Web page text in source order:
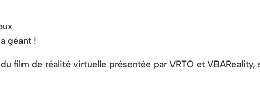
géant !
film de réalité virtuelle présentée par VRTO et VBAReality,